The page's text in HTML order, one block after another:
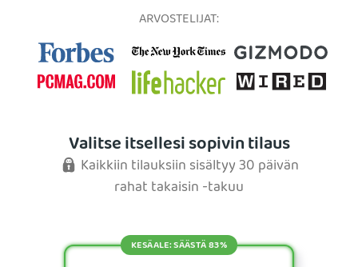
ARVOSTELIJAT:
Valitse itsellesi sopivin tilaus
Kaikkiin tilauksiin sisältyy 30 päivän
rahat takaisin -takuu
KESÄALE: SÄÄSTÄ 83%